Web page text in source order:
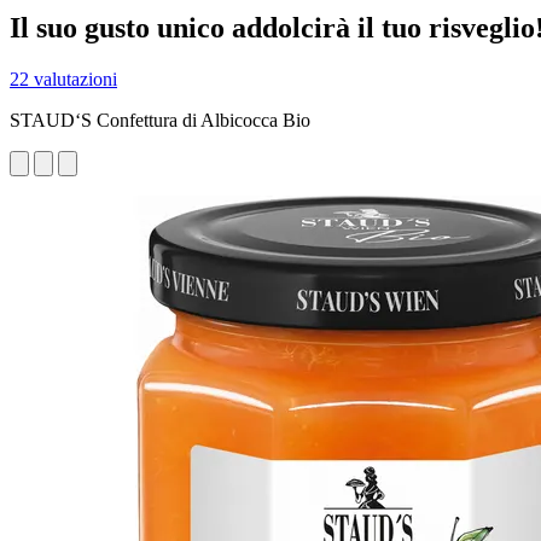
Il suo gusto unico addolcirà il tuo
22 valutazioni
STAUD‘S Confettura di Albicocca Bio